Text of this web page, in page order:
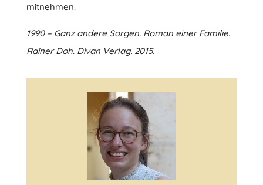
mitnehmen.
1990 – Ganz andere Sorgen. Roman einer Familie.
Rainer Doh. Divan Verlag. 2015.